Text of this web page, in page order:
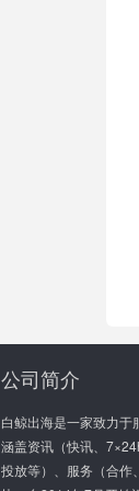
公司简介
白鲸出海是一家致力
涵盖资讯（快讯、
投放等）、服务（合作